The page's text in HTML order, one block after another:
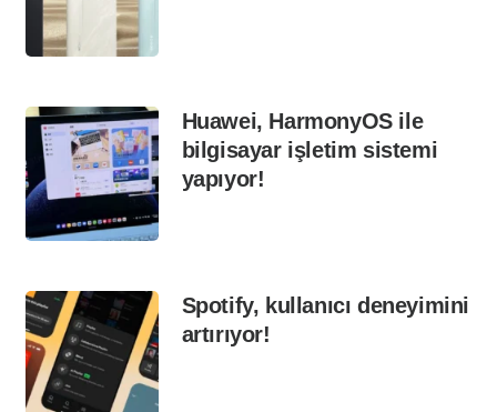
Huawei, HarmonyOS ile
bilgisayar işletim sistemi
yapıyor!
Spotify, kullanıcı deneyimini
artırıyor!